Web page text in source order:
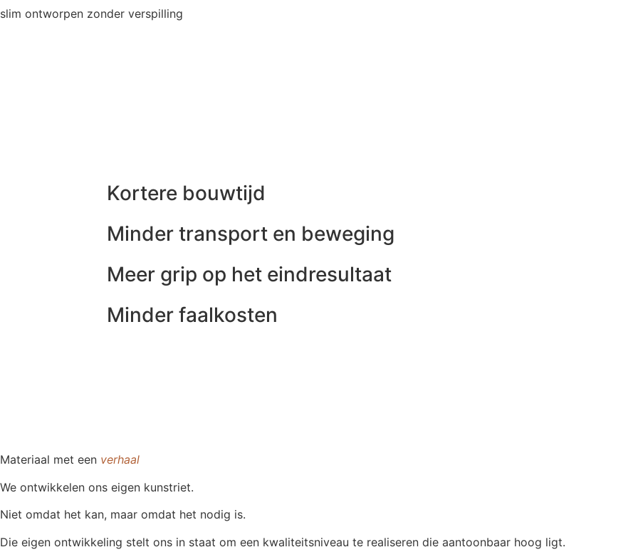
slim ontworpen zonder verspilling
Kortere bouwtijd
Minder transport en beweging
Meer grip op het eindresultaat
Minder faalkosten
Materiaal met een verhaal
We ontwikkelen ons eigen kunstriet.
Niet omdat het kan, maar omdat het nodig is.
Die eigen ontwikkeling stelt ons in staat om een kwaliteitsniveau te realiseren die aantoonbaar hoog ligt.